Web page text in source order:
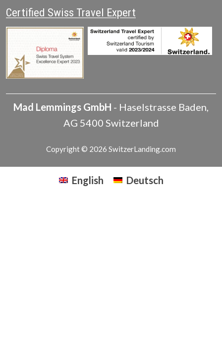
Certified Swiss Travel Expert
Mad Lemmings GmbH - Haselstrasse Baden,
AG 5400 Switzerland
Copyright © 2026 SwitzerLanding.com
English Deutsch